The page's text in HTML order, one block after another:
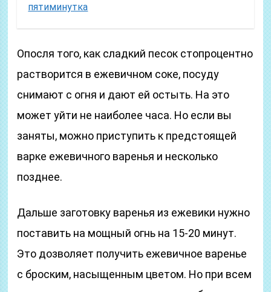
пятиминутка
Опосля того, как сладкий песок стопроцентно
растворится в ежевичном соке, посуду
снимают с огня и дают ей остыть. На это
может уйти не наиболее часа. Но если вы
заняты, можно приступить к предстоящей
варке ежевичного варенья и несколько
позднее.
Дальше заготовку варенья из ежевики нужно
поставить на мощный огнь на 15-20 минут.
Это дозволяет получить ежевичное варенье
с броским, насыщенным цветом. Но при всем